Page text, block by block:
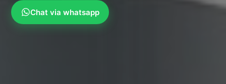
Chat via whatsapp